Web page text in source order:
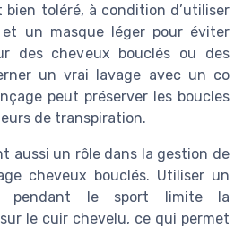
toléré, à condition d’utiliser
un masque léger pour éviter
des cheveux bouclés ou des
un vrai lavage avec un co
peut préserver les boucles
de transpiration.
aussi un rôle dans la gestion de
cheveux bouclés. Utiliser un
pendant le sport limite la
le cuir chevelu, ce qui permet